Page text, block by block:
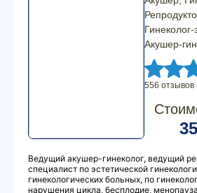
Гинеколог-
Акушер-
556 отзывов
Ведущий акушер-гинеколог, ведущий
специалист по эстетической
гинекологических больных, по
нарушения цикла, бесплодие,